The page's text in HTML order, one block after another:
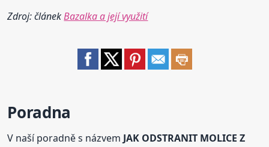
Zdroj: článekBazalka a její využití
Poradna
V naší poradně s názvem JAK ODSTRANIT MOLICE Z